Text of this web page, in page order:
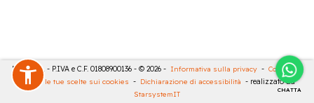
CHATTA
RIVA SRL - P.IVA e C.F. 01808900136 - © 2026 - Informativa sulla privacy - Cookies
Rivedi le tue scelte sui cookies - Dichiarazione di accessibilità - realizzato da
StarsystemIT